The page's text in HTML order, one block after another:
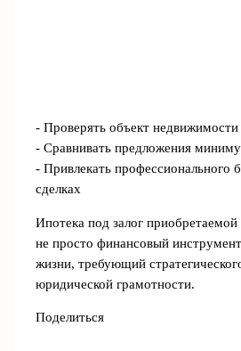
- Проверять объект недвижимости
- Сравнивать предложения
- Привлекать профессионального
сделках
Ипотека под залог
не просто финансовый
жизни, требующий
юридической грамотности.
Поделиться